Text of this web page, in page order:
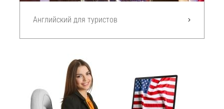
Английский для туристов